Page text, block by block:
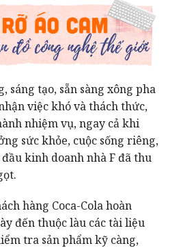
tạo, sẵn sàng xông pha
việc khó và thách thức,
nhiệm vụ, ngay cả khi
sức khỏe, cuộc sống riêng,
kinh doanh nhà F đã thu
hàng Coca-Cola hoàn
đến thuộc làu các tài liệu
tra sản phẩm kỹ càng,